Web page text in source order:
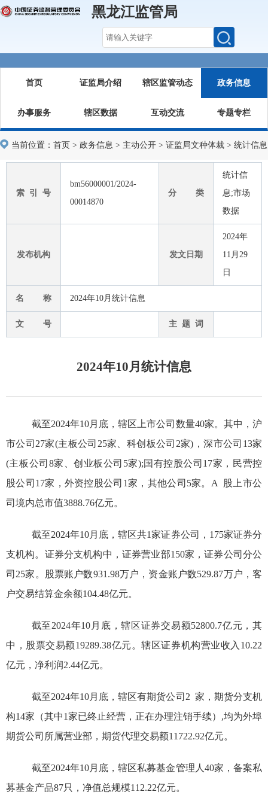
黑龙江监管局
首页 证监局介绍 辖区监管动态 政务信息
办事服务 辖区数据 互动交流 专题专栏
当前位置： 首页 > 政务信息 > 主动公开 > 证监局文种体裁 > 统计信息
索 引 号
bm56000001/2024-
00014870
分 类
统计信
息;市场
数据
发布机构 发文日期
2024年
11月29
日
名 称 2024年10月统计信息
文 号 主 题 词
2024年10月统计信息
截至2024年10月底 ，辖区上市公司数量40家。其中，沪
市公司27家(主板公司25家、科创板公司2家)，深市公司13家
(主板公司8家、创业板公司5家);国有控股公司17家，民营控
股公司17家，外资控股公司1家，其他公司5家。A 股上市公
司境内总市值3888.76亿元。
截至2024年10月底，辖区共1家证券公司，175家证券分
支机构。证券分支机构中，证券营业部150家，证券公司分公
司25家。股票账户数931.98万户，资金账户数529.87万户，客
户交易结算金余额104.48亿元。
截至2024年10月底，辖区证券交易额52800.7亿元，其
中，股票交易额19289.38亿元。辖区证券机构营业收入 10.22
亿元，净利润2.44亿元。
截至2024年10月底，辖区有期货公司2 家，期货分支机
构14家（其中1家已终止经营，正在办理注销手续）,均为外埠
期货公司所属营业部，期货代理交易额11722.92亿元。
截至2024年10月底，辖区私募基金管理人40家， 备案私
募基金产品87只 ，净值总规模112.22亿元。